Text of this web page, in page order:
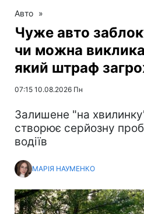
Авто »
Чуже авто
чи можна
який штраф
07:15 10.08.2026 Пн
Залишене "на
створює серйозну
водіїв
МАРІЯ НАУМЕНКО